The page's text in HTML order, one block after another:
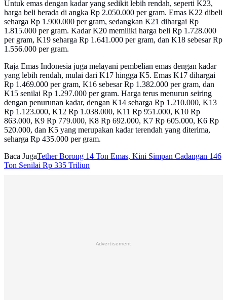
Untuk emas dengan kadar yang sedikit lebih rendah, seperti K23,
harga beli berada di angka Rp 2.050.000 per gram. Emas K22 dibeli
seharga Rp 1.900.000 per gram, sedangkan K21 dihargai Rp
1.815.000 per gram. Kadar K20 memiliki harga beli Rp 1.728.000
per gram, K19 seharga Rp 1.641.000 per gram, dan K18 sebesar Rp
1.556.000 per gram.
Raja Emas Indonesia juga melayani pembelian emas dengan kadar
yang lebih rendah, mulai dari K17 hingga K5. Emas K17 dihargai
Rp 1.469.000 per gram, K16 sebesar Rp 1.382.000 per gram, dan
K15 senilai Rp 1.297.000 per gram. Harga terus menurun seiring
dengan penurunan kadar, dengan K14 seharga Rp 1.210.000, K13
Rp 1.123.000, K12 Rp 1.038.000, K11 Rp 951.000, K10 Rp
863.000, K9 Rp 779.000, K8 Rp 692.000, K7 Rp 605.000, K6 Rp
520.000, dan K5 yang merupakan kadar terendah yang diterima,
seharga Rp 435.000 per gram.
Baca JugaTether Borong 14 Ton Emas, Kini Simpan Cadangan 146
Ton Senilai Rp 335 Triliun
Advertisement